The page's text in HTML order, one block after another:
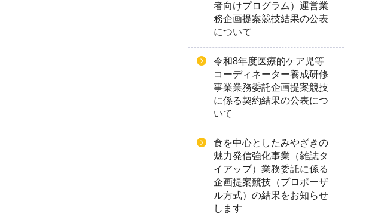
者向けプログラム）運営業
務企画提案競技結果の公表
について
令和8年度医療的ケア児等
コーディネーター養成研修
事業業務委託企画提案競技
に係る契約結果の公表につ
いて
食を中心としたみやざきの
魅力発信強化事業（雑誌タ
イアップ）業務委託に係る
企画提案競技（プロポーザ
ル方式）の結果をお知らせ
します